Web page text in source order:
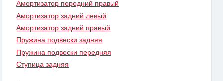
Амортизатор передний правый
Амортизатор задний левый
Амортизатор задний правый
Пружина подвески задняя
Пружина подвески передняя
Ступица задняя